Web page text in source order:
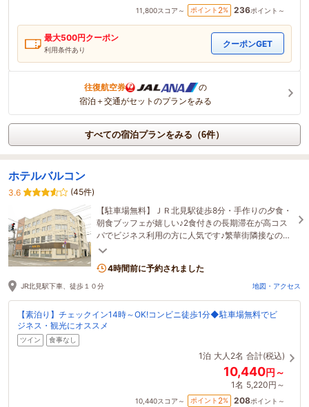
11,800スコア～ ポイント 2% 236ポイント～
最大500円クーポン
利用条件あり
クーポンGET
往復航空券
の
宿泊＋交通がセットのプランをみる
すべての宿泊プランをみる（6件）
ホテルバルコン
3.6
(45件)
【駐車場無料】ＪＲ北見駅徒歩8分・手作りの夕食・
朝食ブッフェが嬉しい♪2食付きの長期滞在が高コス
パでビジネス利用の方に人気です♪繁華街隣接なので
夕食後の一杯もハシゴ酒ＯＫ！最寄りコンビニまで1
4時間前に予約されました
JR北見駅下車、徒歩１０分 地図・アクセス
【素泊り】チェックイン14時～OK!コンビニ徒歩1分◆駐車場無料でビ
ジネス・観光にオススメ
ツイン 食事なし
1泊 大人2名 合計(税込)
10,440円～
1名 5,220円～
10,440スコア～ ポイント 2% 208ポイント～